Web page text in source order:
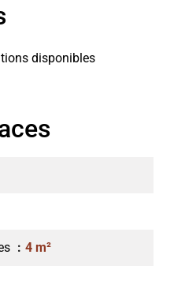
disponibles
4 m²